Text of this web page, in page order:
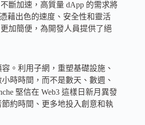
斷加速，高質量 dApp 的需求將
藉出色的速度、安全性和靈活
加簡便，為開發人員提供了絕
。利用子網，重塑基礎設施、
時時間，而不是數天、數週、
堅信在 Web3 這樣日新月異發
約時間、更多地投入創意和執